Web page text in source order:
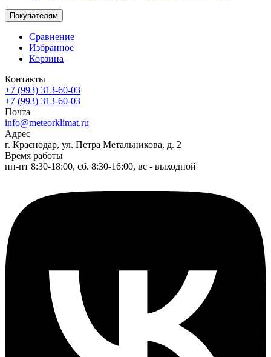
Покупателям
Сравнение
Избранное
Корзина
Контакты
+7 (993) 313-60-03
+7 (993) 313-60-03
Почта
info@meteorklimat.ru
Адрес
г. Краснодар, ул. Петра Метальникова, д. 2
Время работы
пн-пт 8:30-18:00, сб. 8:30-16:00, вс - выходной